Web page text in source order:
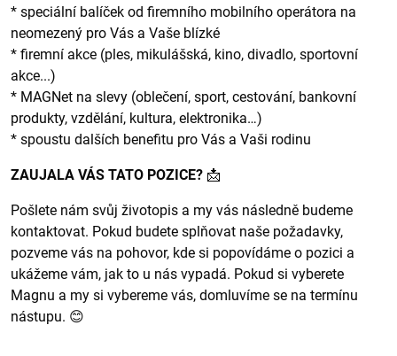
* speciální balíček od firemního mobilního operátora na
neomezený pro Vás a Vaše blízké
* firemní akce (ples, mikulášská, kino, divadlo, sportovní
akce...)
* MAGNet na slevy (oblečení, sport, cestování, bankovní
produkty, vzdělání, kultura, elektronika…)
* spoustu dalších benefitu pro Vás a Vaši rodinu
ZAUJALA VÁS TATO POZICE? 📩
Pošlete nám svůj životopis a my vás následně budeme
kontaktovat. Pokud budete splňovat naše požadavky,
pozveme vás na pohovor, kde si popovídáme o pozici a
ukážeme vám, jak to u nás vypadá. Pokud si vyberete
Magnu a my si vybereme vás, domluvíme se na termínu
nástupu. 😊